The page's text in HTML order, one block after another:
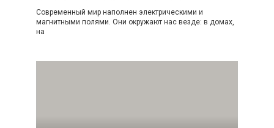
Современный мир наполнен электрическими и
магнитными полями. Они окружают нас везде: в домах,
на